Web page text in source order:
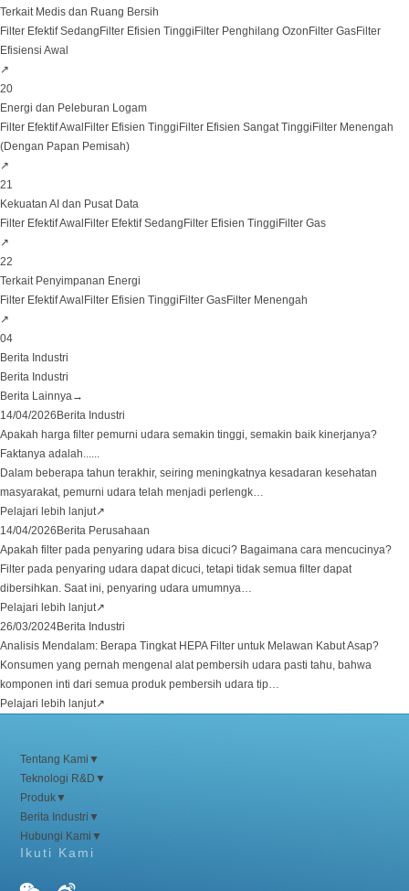
Terkait Medis dan Ruang Bersih
Filter Efektif Sedang Filter Efisien Tinggi Filter Penghilang Ozon Filter GasFilter
Efisiensi Awal
↗
20
Energi dan Peleburan Logam
Filter Efektif Awal Filter Efisien Tinggi Filter Efisien Sangat Tinggi Filter Menengah
(Dengan Papan Pemisah)
↗
21
Kekuatan AI dan Pusat Data
Filter Efektif Awal Filter Efektif Sedang Filter Efisien Tinggi Filter Gas
↗
22
Terkait Penyimpanan Energi
Filter Efektif Awal Filter Efisien Tinggi Filter GasFilter Menengah
↗
04
Berita Industri
Berita Industri
Berita Lainnya→
14/04/2026 Berita Industri
Apakah harga filter pemurni udara semakin tinggi, semakin baik kinerjanya?
Faktanya adalah......
Dalam beberapa tahun terakhir, seiring meningkatnya kesadaran kesehatan
masyarakat, pemurni udara telah menjadi perlengk…
Pelajari lebih lanjut↗
14/04/2026 Berita Perusahaan
Apakah filter pada penyaring udara bisa dicuci? Bagaimana cara mencucinya?
Filter pada penyaring udara dapat dicuci, tetapi tidak semua filter dapat
dibersihkan. Saat ini, penyaring udara umumnya…
Pelajari lebih lanjut↗
26/03/2024Berita Industri
Analisis Mendalam: Berapa Tingkat HEPA Filter untuk Melawan Kabut Asap?
Konsumen yang pernah mengenal alat pembersih udara pasti tahu, bahwa
komponen inti dari semua produk pembersih udara tip…
Pelajari lebih lanjut↗
Tentang Kami ▼
Teknologi R&D ▼
Produk▼
Berita Industri ▼
Hubungi Kami ▼
Ikuti Kami